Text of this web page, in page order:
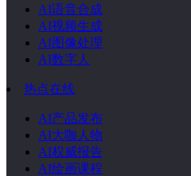
AI语音合成
AI视频生成
AI图像处理
AI数字人
热点在线
AI产品发布
AI大咖人物
AI权威报告
AI绘画课程